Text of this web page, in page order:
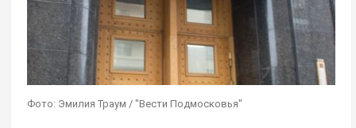
Фото: Эмилия Траум / "Вести Подмосковья"